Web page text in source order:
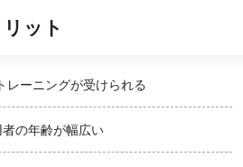
ット
レーニングが受けられる
の年齢が幅広い